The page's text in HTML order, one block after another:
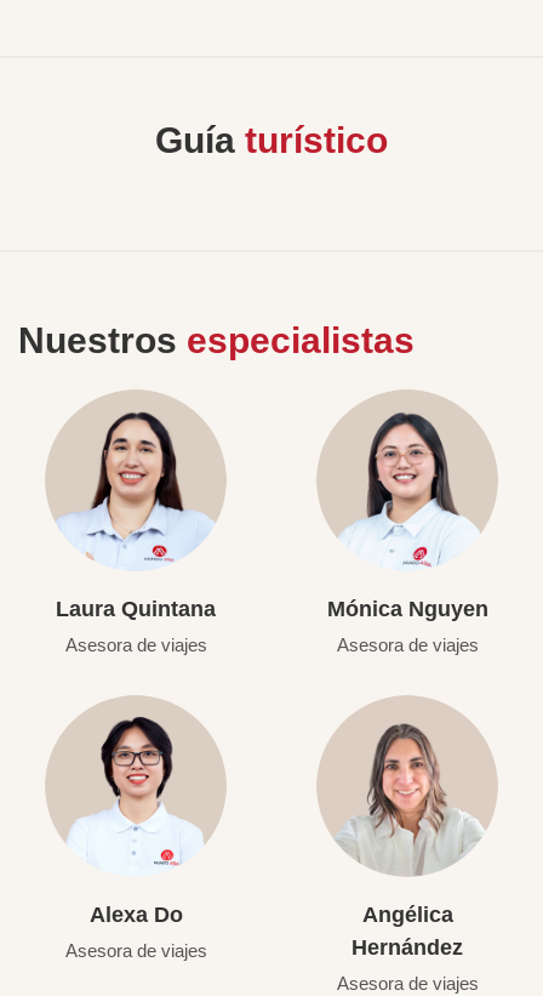
Guía turístico
Nuestros especialistas
Laura Quintana
Asesora de viajes
Mónica Nguyen
Asesora de viajes
Alexa Do
Asesora de viajes
Angélica
Hernández
Asesora de viajes